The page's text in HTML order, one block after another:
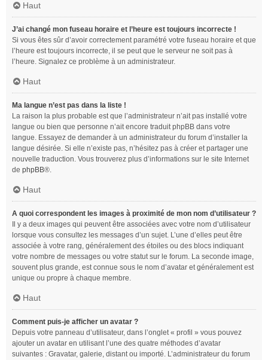
Haut
J’ai changé mon fuseau horaire et l’heure est toujours incorrecte !
Si vous êtes sûr d’avoir correctement paramétré votre fuseau horaire et que
l’heure est toujours incorrecte, il se peut que le serveur ne soit pas à
l’heure. Signalez ce problème à un administrateur.
Haut
Ma langue n’est pas dans la liste !
La raison la plus probable est que l’administrateur n’ait pas installé votre
langue ou bien que personne n’ait encore traduit phpBB dans votre
langue. Essayez de demander à un administrateur du forum d’installer la
langue désirée. Si elle n’existe pas, n’hésitez pas à créer et partager une
nouvelle traduction. Vous trouverez plus d’informations sur le site Internet
de phpBB®.
Haut
A quoi correspondent les images à proximité de mon nom d’utilisateur ?
Il y a deux images qui peuvent être associées avec votre nom d’utilisateur
lorsque vous consultez les messages d’un sujet. L’une d’elles peut être
associée à votre rang, généralement des étoiles ou des blocs indiquant
votre nombre de messages ou votre statut sur le forum. La seconde image,
souvent plus grande, est connue sous le nom d’avatar et généralement est
unique ou propre à chaque membre.
Haut
Comment puis-je afficher un avatar ?
Depuis votre panneau d’utilisateur, dans l’onglet « profil » vous pouvez
ajouter un avatar en utilisant l’une des quatre méthodes d’avatar
suivantes : Gravatar, galerie, distant ou importé. L’administrateur du forum